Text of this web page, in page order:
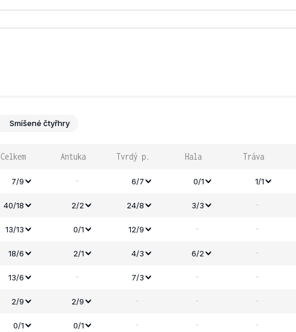
Smíšené čtyřhry
Celkem Antuka Tvrdý p. Hala Tráva
7/9 - 6/7 0/1 1/1
40/18 2/2 24/8 3/3 -
13/13 0/1 12/9 - -
18/6 2/1 4/3 6/2 -
13/6 - 7/3 - -
2/9 2/9 - - -
0/1 0/1 - - -